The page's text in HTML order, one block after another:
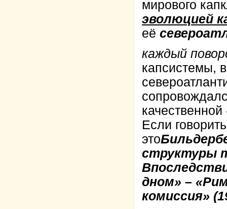
мирового
эволюцией
её
каждый
капсистемы,
Если
это
структуры
дном» –
комиссия»